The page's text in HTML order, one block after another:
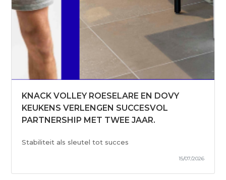
KNACK VOLLEY ROESELARE EN DOVY
KEUKENS VERLENGEN SUCCESVOL
PARTNERSHIP MET TWEE JAAR.
Stabiliteit als sleutel tot succes
15/07/2026